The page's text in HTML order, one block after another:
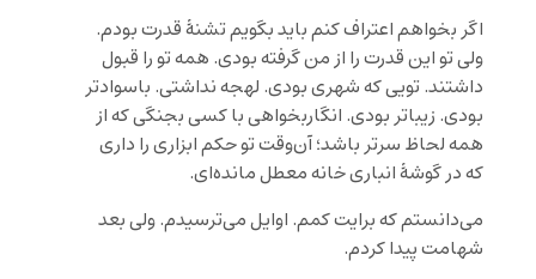
اگر بخواهم اعتراف کنم باید بگویم تشنۀ قدرت بودم.
ولی تو این قدرت را از من گرفته بودی. همه تو را قبول
داشتند. تویی که شهری بودی. لهجه نداشتی. باسوادتر
بودی. زیباتر بودی. انگاربخواهی با کسی بجنگی که از
همه لحاظ سرتر باشد؛ آن‌وقت تو حکم ابزاری را داری
که در گوشۀ انباری خانه معطل مانده‌ای.
می‌دانستم که برایت کمم. اوایل می‌ترسیدم. ولی بعد
شهامت پیدا کردم.